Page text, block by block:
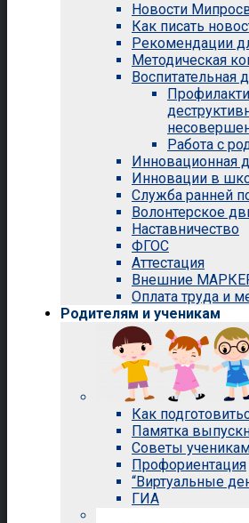
Новости
Как писать
Рекомендации
Методическая
Воспитательная
Работа с
Инновационная
Инновации в
Служба ранней
Волонтерское
Наставничество
ФГОС
Аттестация
Внешние
Оплата труда и
Родителям и ученикам
Как
Памятка
Советы
Профориентация
“Виртуальные
ГИА